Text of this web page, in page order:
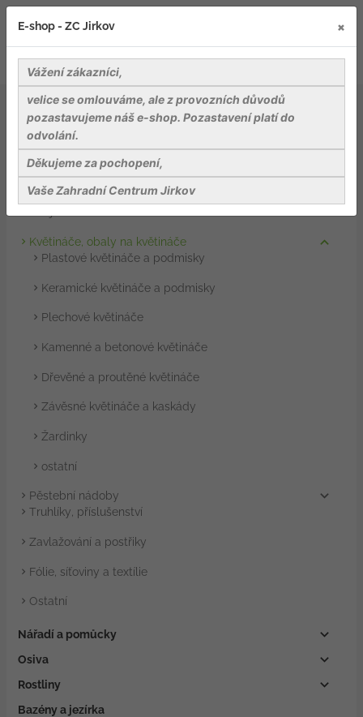
Záhradnické potřeby Květináče, obaly na květináče
Záhradnické potřeby
Substráty, rašeliny a mulče
Přípravky na ochranu rostlin
Květináče, obaly na květináče
Plastové květináče a podmisky
Keramické květináče a podmisky
Plechové květináče
Kamenné a betonové květináče
Dřevěné a proutěné květináče
Závěsné květináče a kaskády
Žardinky
ostatní
Pěstební nádoby
Truhlíky, příslušenství
Zavlažování a postřiky
Fólie, síťoviny a textílie
Ostatní
Nářadí a pomůcky
Osiva
Rostliny
Bazény a jezírka
E-shop - ZC Jirkov ×
Vážení zákazníci,
velice se omlouváme, ale z provozních důvodů
pozastavujeme náš e-shop. Pozastavení platí do
odvolání.
Děkujeme za pochopení,
Vaše Zahradní Centrum Jirkov